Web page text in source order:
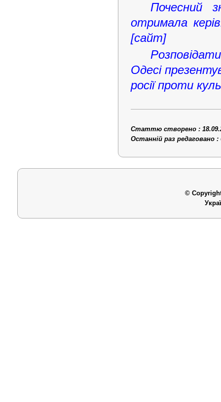
Почесний
отримала
[сайт]
Одесі
росії проти
Статтю створено :
Останній раз редаговано :
©